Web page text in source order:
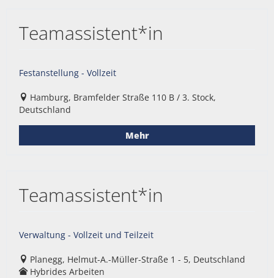
Teamassistent*in
Festanstellung - Vollzeit
Hamburg, Bramfelder Straße 110 B / 3. Stock,
Deutschland
Mehr
Teamassistent*in
Verwaltung - Vollzeit und Teilzeit
Planegg, Helmut-A.-Müller-Straße 1 - 5, Deutschland
Hybrides Arbeiten